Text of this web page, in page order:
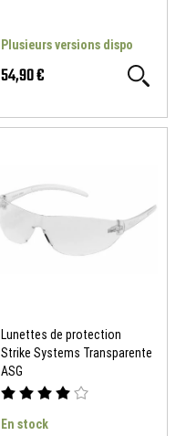
Plusieurs versions dispo
54,90 €
Lunettes de protection
Strike Systems Transparente
ASG
En stock